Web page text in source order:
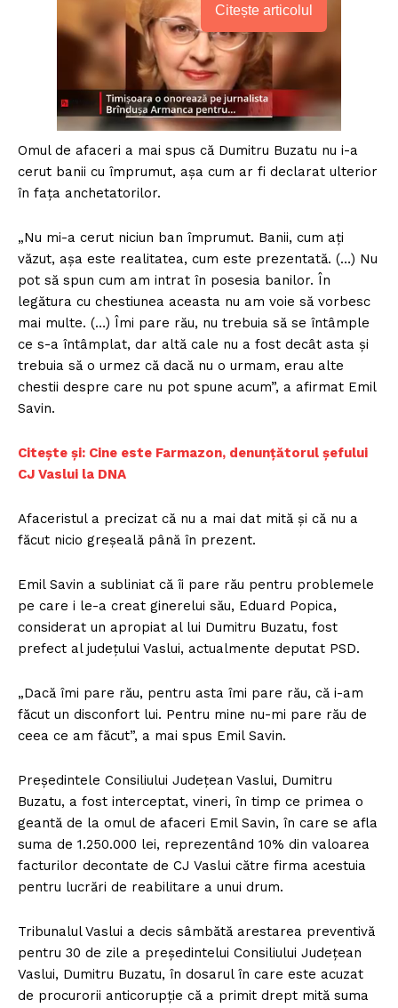
Citește articolul
Omul de afaceri a mai spus că Dumitru Buzatu nu i-a
cerut banii cu împrumut, aşa cum ar fi declarat ulterior
în faţa anchetatorilor.
„Nu mi-a cerut niciun ban împrumut. Banii, cum aţi
văzut, aşa este realitatea, cum este prezentată. (…) Nu
pot să spun cum am intrat în posesia banilor. În
legătura cu chestiunea aceasta nu am voie să vorbesc
mai multe. (…) Îmi pare rău, nu trebuia să se întâmple
ce s-a întâmplat, dar altă cale nu a fost decât asta şi
trebuia să o urmez că dacă nu o urmam, erau alte
chestii despre care nu pot spune acum”, a afirmat Emil
Savin.
Citește și: Cine este Farmazon, denunțătorul şefului
CJ Vaslui la DNA
Afaceristul a precizat că nu a mai dat mită şi că nu a
făcut nicio greşeală până în prezent.
Emil Savin a subliniat că îi pare rău pentru problemele
pe care i le-a creat ginerelui său, Eduard Popica,
considerat un apropiat al lui Dumitru Buzatu, fost
prefect al judeţului Vaslui, actualmente deputat PSD.
„Dacă îmi pare rău, pentru asta îmi pare rău, că i-am
făcut un disconfort lui. Pentru mine nu-mi pare rău de
ceea ce am făcut”, a mai spus Emil Savin.
Preşedintele Consiliului Judeţean Vaslui, Dumitru
Buzatu, a fost interceptat, vineri, în timp ce primea o
geantă de la omul de afaceri Emil Savin, în care se afla
suma de 1.250.000 lei, reprezentând 10% din valoarea
facturilor decontate de CJ Vaslui către firma acestuia
pentru lucrări de reabilitare a unui drum.
Tribunalul Vaslui a decis sâmbătă arestarea preventivă
pentru 30 de zile a preşedintelui Consiliului Judeţean
Vaslui, Dumitru Buzatu, în dosarul în care este acuzat
de procurorii anticorupţie că a primit drept mită suma